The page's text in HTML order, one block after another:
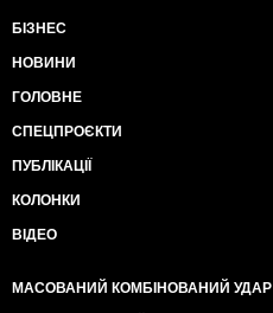
БІЗНЕС
НОВИНИ
ГОЛОВНЕ
СПЕЦПРОЄКТИ
ПУБЛІКАЦІЇ
КОЛОНКИ
ВІДЕО
МАСОВАНИЙ КОМБІНОВАНИЙ УДАР